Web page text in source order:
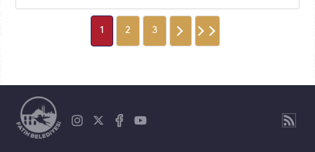
1 2 3